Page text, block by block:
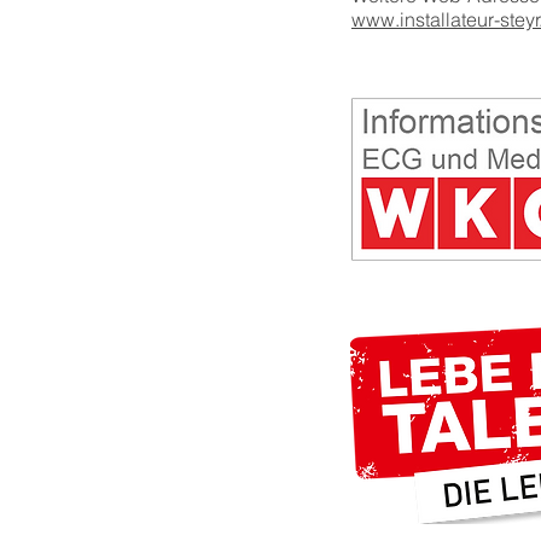
www.installateur-